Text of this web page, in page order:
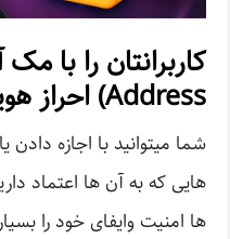
Address) احراز هویت کنید.
شما میتوانید با اجازه
هایی که به آن ها اعتماد
ها امنیت وایفای خود را